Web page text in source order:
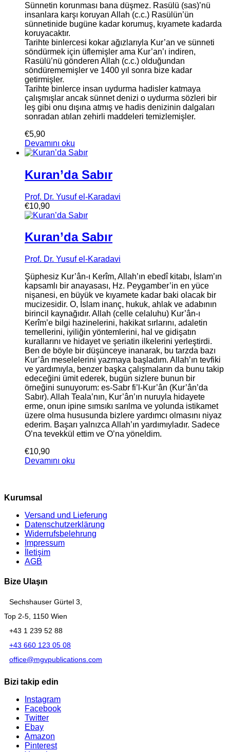
Sünnetin korunması bana düşmez. Rasülü (sas)’nü
insanlara karşı koruyan Allah (c.c.) Rasülün’ün
sünnetinide bugüne kadar korumuş, kıyamete kadarda
koruyacaktır.
Tarihte binlercesi kokar ağızlarıyla Kur’an ve sünneti
söndürmek için üflemişler ama Kur’an’ı indiren,
Rasülü’nü gönderen Allah (c.c.) olduğundan
söndürememişler ve 1400 yıl sonra bize kadar
getirmişler.
Tarihte binlerce insan uydurma hadisler katmaya
çalışmışlar ancak sünnet denizi o uydurma sözleri bir
leş gibi onu dışına atmış ve hadis denizinin dalgaları
sonradan atılan zehirli maddeleri temizlemişler.
€5,90
Devamını oku
Kuran’da Sabır
Prof. Dr. Yusuf el-Karadavi
€10,90
Kuran’da Sabır
Prof. Dr. Yusuf el-Karadavi
Şüphesiz Kur’ân-ı Kerîm, Allah’ın ebedî kitabı, İslam’ın
kapsamlı bir anayasası, Hz. Peygamber’in en yüce
nişanesi, en büyük ve kıyamete kadar baki olacak bir
mucizesidir. O, İslam inanç, hukuk, ahlak ve adabının
birincil kaynağıdır. Allah (celle celaluhu) Kur’ân-ı
Kerîm’e bilgi hazinelerini, hakikat sırlarını, adaletin
temellerini, iyiliğin yöntemlerini, hal ve gidişatın
kurallarını ve hidayet ve şeriatin ilkelerini yerleştirdi.
Ben de böyle bir düşünceye inanarak, bu tarzda bazı
Kur’ân meselelerini yazmaya başladım. Allah’ın tevfiki
ve yardımıyla, benzer başka çalışmaların da bunu takip
edeceğini ümit ederek, bugün sizlere bunun bir
örneğini sunuyorum: es-Sabr fi’l-Kur’ân (Kur’ân’da
Sabır). Allah Teala’nın, Kur’ân’ın nuruyla hidayete
erme, onun ipine sımsıkı sarılma ve yolunda istikamet
üzere olma hususunda bizlere yardımcı olmasını niyaz
ederim. Başarı yalnızca Allah’ın yardımıyladır. Sadece
O’na tevekkül ettim ve O’na yöneldim.
€10,90
Devamını oku
Kurumsal
Versand und Lieferung
Datenschutzerklärung
Widerrufsbelehrung
Impressum
İletişim
AGB
Bize Ulaşın
Sechshauser Gürtel 3,
Top 2-5, 1150 Wien
+43 1 239 52 88
+43 660 123 05 08
office@mgvpublications.com
Bizi takip edin
Instagram
Facebook
Twitter
Ebay
Amazon
Pinterest